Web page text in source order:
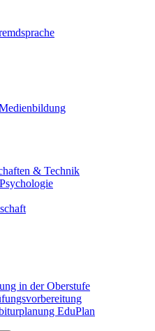
& Technik
in der Oberstufe
EduPlan